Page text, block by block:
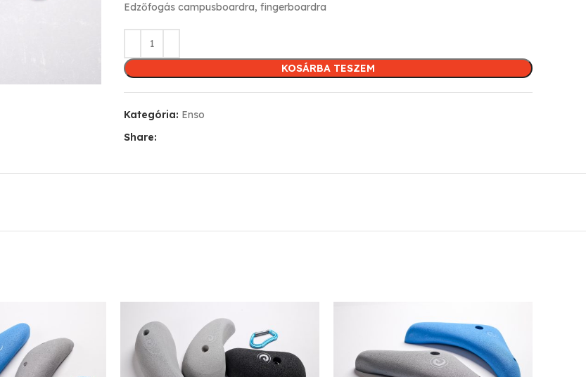
Edzőfogás campusboardra, fingerboardra
KOSÁRBA TESZEM
Kategória: Enso
Share: